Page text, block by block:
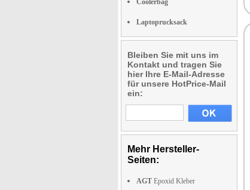
Coolerbag
Laptoprucksack
Bleiben Sie mit uns im
Kontakt und tragen Sie
hier Ihre E-Mail-Adresse
für unsere HotPrice-Mail
ein:
Mehr Hersteller-
Seiten:
AGT Epoxid Kleber